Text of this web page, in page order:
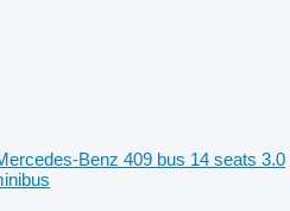
Benz 409 bus 14 seats 3.0